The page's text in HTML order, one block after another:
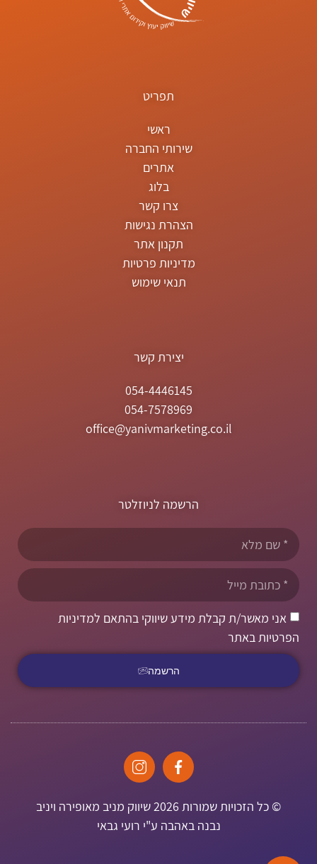
תפריט
ראשי
שירותי החברה
אתרים
בלוג
צרו קשר
הצהרת נגישות
תקנון אתר
מדיניות פרטיות
תנאי שימוש
יצירת קשר
054-4446145
054-7578969
office@yanivmarketing.co.il
הרשמה לניוזלטר
אני מאשר/ת קבלת מידע שיווקי בהתאם למדיניות
הפרטיות באתר
הרשמה
© כל הזכויות שמורות 2026 שיווק מניב מאופירה ויניב
נבנה באהבה ע"י רועי גבאי